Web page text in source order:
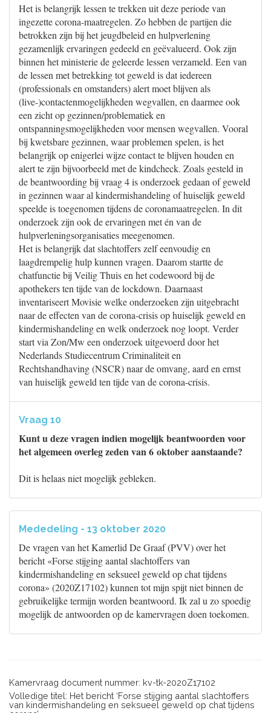
Het is belangrijk lessen te trekken uit deze periode van
ingezette corona-maatregelen. Zo hebben de partijen die
betrokken zijn bij het jeugdbeleid en hulpverlening
gezamenlijk ervaringen gedeeld en geëvalueerd. Ook zijn
binnen het ministerie de geleerde lessen verzameld. Een van
de lessen met betrekking tot geweld is dat iedereen
(professionals en omstanders) alert moet blijven als
(live-)contactenmogelijkheden wegvallen, en daarmee ook
een zicht op gezinnen/problematiek en
ontspanningsmogelijkheden voor mensen wegvallen. Vooral
bij kwetsbare gezinnen, waar problemen spelen, is het
belangrijk op enigerlei wijze contact te blijven houden en
alert te zijn bijvoorbeeld met de kindcheck. Zoals gesteld in
de beantwoording bij vraag 4 is onderzoek gedaan of geweld
in gezinnen waar al kindermishandeling of huiselijk geweld
speelde is toegenomen tijdens de coronamaatregelen. In dit
onderzoek zijn ook de ervaringen met én van de
hulpverleningsorganisaties meegenomen.
Het is belangrijk dat slachtoffers zelf eenvoudig en
laagdrempelig hulp kunnen vragen. Daarom startte de
chatfunctie bij Veilig Thuis en het codewoord bij de
apothekers ten tijde van de lockdown. Daarnaast
inventariseert Movisie welke onderzoeken zijn uitgebracht
naar de effecten van de corona-crisis op huiselijk geweld en
kindermishandeling en welk onderzoek nog loopt. Verder
start via Zon/Mw een onderzoek uitgevoerd door het
Nederlands Studiecentrum Criminaliteit en
Rechtshandhaving (NSCR) naar de omvang, aard en ernst
van huiselijk geweld ten tijde van de corona-crisis.
Vraag 10
Kunt u deze vragen indien mogelijk beantwoorden voor
het algemeen overleg zeden van 6 oktober aanstaande?
Dit is helaas niet mogelijk gebleken.
Mededeling - 13 oktober 2020
De vragen van het Kamerlid De Graaf (PVV) over het
bericht «Forse stijging aantal slachtoffers van
kindermishandeling en seksueel geweld op chat tijdens
corona» (2020Z17102) kunnen tot mijn spijt niet binnen de
gebruikelijke termijn worden beantwoord. Ik zal u zo spoedig
mogelijk de antwoorden op de kamervragen doen toekomen.
Kamervraag document nummer: kv-tk-2020Z17102
Volledige titel: Het bericht ‘Forse stijging aantal slachtoffers
van kindermishandeling en seksueel geweld op chat tijdens